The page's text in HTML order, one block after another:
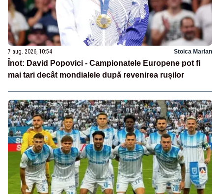
7 aug. 2026, 10:54 Stoica Marian
Înot: David Popovici - Campionatele Europene pot fi
mai tari decât mondialele după revenirea rușilor